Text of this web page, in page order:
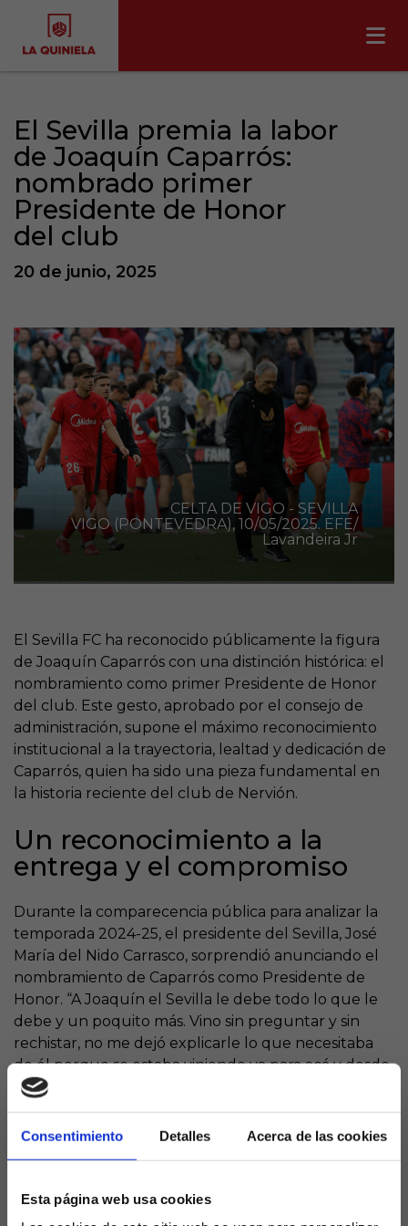
Consentimiento Detalles Acerca de las cookies
Esta página web usa cookies
El Sevilla premia la labor
de Joaquín Caparrós:
nombrado primer
Presidente de Honor
del club
20 de junio, 2025
CELTA DE VIGO - SEVILLA
VIGO (PONTEVEDRA), 10/05/2025. EFE/
Lavandeira Jr
El Sevilla FC ha reconocido públicamente la figura
de Joaquín Caparrós con una distinción histórica: el
nombramiento como primer Presidente de Honor
del club. Este gesto, aprobado por el consejo de
administración, supone el máximo reconocimiento
institucional a la trayectoria, lealtad y dedicación de
Caparrós, quien ha sido una pieza fundamental en
la historia reciente del club de Nervión.
Un reconocimiento a la
entrega y el compromiso
Durante la comparecencia pública para analizar la
temporada 2024-25, el presidente del Sevilla, José
María del Nido Carrasco, sorprendió anunciando el
nombramiento de Caparrós como Presidente de
Honor. “A Joaquín el Sevilla le debe todo lo que le
debe y un poquito más. Vino sin preguntar y sin
rechistar, no me dejó explicarle lo que necesitaba
de él porque se estaba viniendo ya para acá y desde
aquí le doy las gracias eternas”, declaró Del Nido
Carrasco.
El presidente destacó que Caparrós “ha demostrado
todo lo que se le requiera y lo va a seguir
haciendo”. Este nombramiento, inédito en la historia